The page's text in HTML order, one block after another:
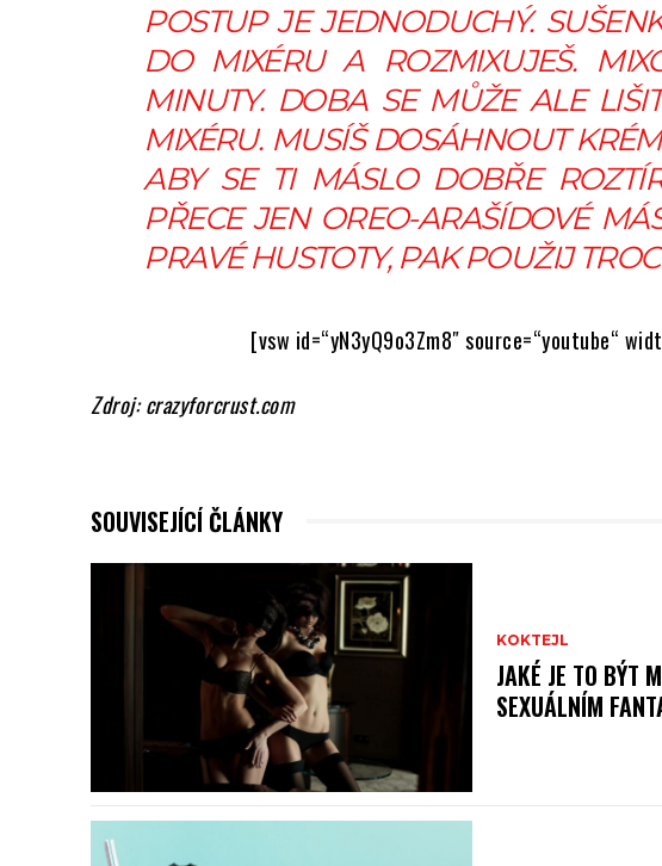
POSTUP JE JEDNODUCHÝ.
DO MIXÉRU A ROZMIXUJEŠ.
MINUTY. DOBA SE MŮŽE ALE
MIXÉRU. MUSÍŠ DOSÁHNOUT
ABY SE TI MÁSLO DOBŘE
PŘECE JEN OREO-ARAŠÍDOVÉ
PRAVÉ HUSTOTY, PAK POUŽIJ
[vsw id=“yN3yQ9o3Zm8″ source=“youtube“
Zdroj: crazyforcrust.com
SOUVISEJÍCÍ ČLÁNKY
KOKTEJL
JAKÉ JE TO BÝT
SEXUÁLNÍM